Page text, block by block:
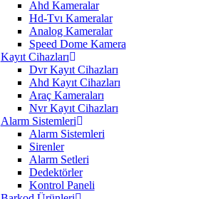
Ahd Kameralar
Hd-Tvı Kameralar
Analog Kameralar
Speed Dome Kamera
Kayıt Cihazları
Dvr Kayıt Cihazları
Ahd Kayıt Cihazları
Araç Kameraları
Nvr Kayıt Cihazları
Alarm Sistemleri
Alarm Sistemleri
Sirenler
Alarm Setleri
Dedektörler
Kontrol Paneli